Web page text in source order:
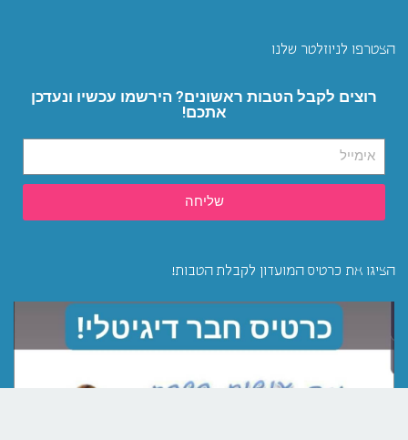
הצטרפו לניוזלטר שלנו
רוצים לקבל הטבות ראשונים? הירשמו עכשיו ונעדכן
אתכם!
שליחה
הציגו את כרטיס המועדון לקבלת הטבות!